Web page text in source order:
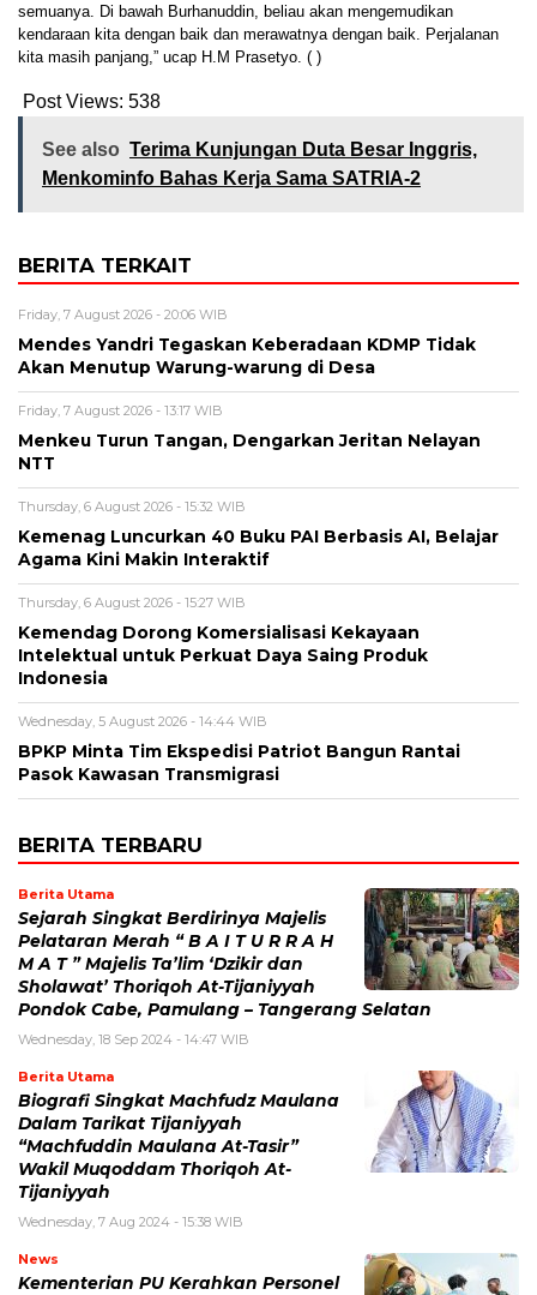
semuanya. Di bawah Burhanuddin, beliau akan mengemudikan
kendaraan kita dengan baik dan merawatnya dengan baik. Perjalanan
kita masih panjang,” ucap H.M Prasetyo. ( )
Post Views: 538
See also Terima Kunjungan Duta Besar Inggris,
Menkominfo Bahas Kerja Sama SATRIA-2
BERITA TERKAIT
Friday, 7 August 2026 - 20:06 WIB
Mendes Yandri Tegaskan Keberadaan KDMP Tidak
Akan Menutup Warung-warung di Desa
Friday, 7 August 2026 - 13:17 WIB
Menkeu Turun Tangan, Dengarkan Jeritan Nelayan
NTT
Thursday, 6 August 2026 - 15:32 WIB
Kemenag Luncurkan 40 Buku PAI Berbasis AI, Belajar
Agama Kini Makin Interaktif
Thursday, 6 August 2026 - 15:27 WIB
Kemendag Dorong Komersialisasi Kekayaan
Intelektual untuk Perkuat Daya Saing Produk
Indonesia
Wednesday, 5 August 2026 - 14:44 WIB
BPKP Minta Tim Ekspedisi Patriot Bangun Rantai
Pasok Kawasan Transmigrasi
BERITA TERBARU
Berita Utama
Sejarah Singkat Berdirinya Majelis
Pelataran Merah “ B A I T U R R A H
M A T ” Majelis Ta’lim ‘Dzikir dan
Sholawat’ Thoriqoh At-Tijaniyyah
Pondok Cabe, Pamulang – Tangerang Selatan
Wednesday, 18 Sep 2024 - 14:47 WIB
Berita Utama
Biografi Singkat Machfudz Maulana
Dalam Tarikat Tijaniyyah
“Machfuddin Maulana At-Tasir”
Wakil Muqoddam Thoriqoh At-
Tijaniyyah
Wednesday, 7 Aug 2024 - 15:38 WIB
News
Kementerian PU Kerahkan Personel